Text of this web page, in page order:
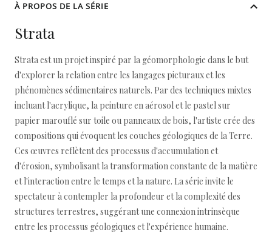
À PROPOS DE LA SÉRIE
Strata
Strata est un projet inspiré par la géomorphologie dans le but
d'explorer la relation entre les langages picturaux et les
phénomènes sédimentaires naturels. Par des techniques mixtes
incluant l'acrylique, la peinture en aérosol et le pastel sur
papier marouflé sur toile ou panneaux de bois, l'artiste crée des
compositions qui évoquent les couches géologiques de la Terre.
Ces œuvres reflètent des processus d'accumulation et
d'érosion, symbolisant la transformation constante de la matière
et l'interaction entre le temps et la nature. La série invite le
spectateur à contempler la profondeur et la complexité des
structures terrestres, suggérant une connexion intrinsèque
entre les processus géologiques et l'expérience humaine.